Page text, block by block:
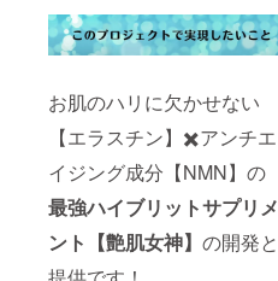
お肌のハリに欠かせない
【エラスチン】✖️アンチエ
イジング成分【NMN】の
最強ハイブリットサプリメ
ント【艶肌女神】 の開発と